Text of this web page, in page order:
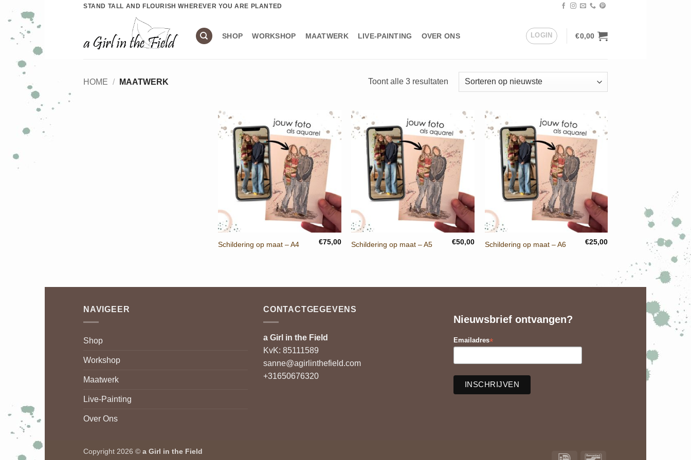
STAND TALL AND FLOURISH WHEREVER YOU ARE PLANTED
SHOP WORKSHOP MAATWERK LIVE-PAINTING OVER ONS LOGIN €0,00
HOME / MAATWERK Toont alle 3 resultatenGesorteerd
+
Schildering op maat – A4 €75,00
+
Schildering op maat – A5 €50,00
+
Schildering op maat – A6 €25,00
NAVIGEER
Shop
Workshop
Maatwerk
Live-Painting
Over Ons
CONTACTGEGEVENS
a Girl in the Field
KvK: 85111589
sanne@agirlinthefield.com
+31650676320
Nieuwsbrief ontvangen?
Emailadres*
IDeal
Copyright 2026 © a Girl in the Field